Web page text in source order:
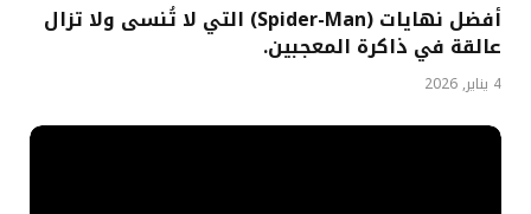
أفضل نهايات (Spider-Man) التي لا تُنسى ولا تزال
عالقة في ذاكرة المعجبين.
4 يناير, 2026